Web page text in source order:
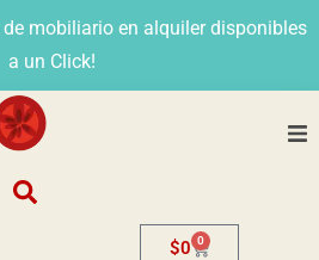
mobiliario en alquiler disponibles
a un Click!
$0 0